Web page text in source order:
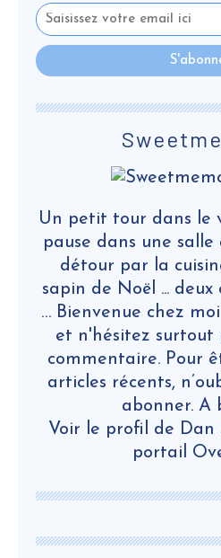
Un petit tour dans le
pause dans une salle
détour par la
sapin de Noël ...
… Bienvenue chez
et n'hésitez surtout
commentaire. Pour
articles récents,
abonner. A
Voir le profil de Dan
portail